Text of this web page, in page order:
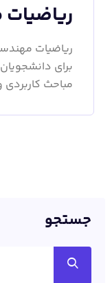
ریاضیات
برای
مباحث کاربردی
جستجو